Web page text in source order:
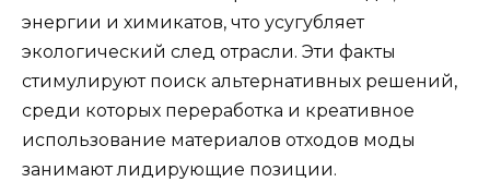
энергии и химикатов, что усугубляет
экологический след отрасли. Эти факты
стимулируют поиск альтернативных решений,
среди которых переработка и креативное
использование материалов отходов моды
занимают лидирующие позиции.